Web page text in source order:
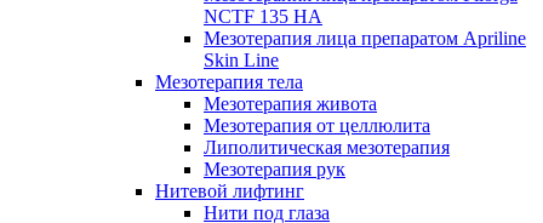
NCTF 135 HA
Мезотерапия лица препаратом Apriline
Skin Line
Мезотерапия тела
Мезотерапия живота
Мезотерапия от целлюлита
Липолитическая мезотерапия
Мезотерапия рук
Нитевой лифтинг
Нити под глаза